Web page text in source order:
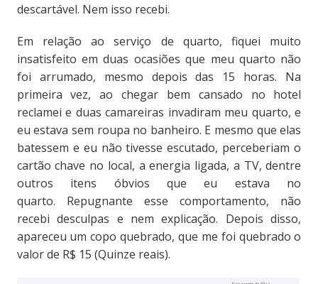
descartável. Nem isso recebi.
Em relação ao serviço de quarto, fiquei muito
insatisfeito em duas ocasiões que meu quarto não
foi arrumado, mesmo depois das 15 horas. Na
primeira vez, ao chegar bem cansado no hotel
reclamei e duas camareiras invadiram meu quarto, e
eu estava sem roupa no banheiro. E mesmo que elas
batessem e eu não tivesse escutado, perceberiam o
cartão chave no local, a energia ligada, a TV, dentre
outros itens óbvios que eu estava no
quarto. Repugnante esse comportamento, não
recebi desculpas e nem explicação. Depois disso,
apareceu um copo quebrado, que me foi quebrado o
valor de R$ 15 (Quinze reais).